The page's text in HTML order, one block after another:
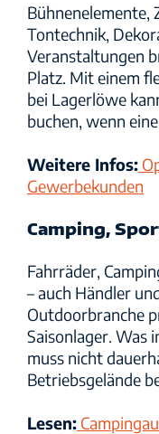
Tontechnik,
Veranstaltungen
Platz. Mit einem
bei Lagerlöwe
buchen, wenn
Weitere Infos:
Gewerbekunden
Camping,
Fahrräder,
– auch Händler
Outdoorbranche
Saisonlager. Was
muss nicht
Betriebsgelände
Lesen: